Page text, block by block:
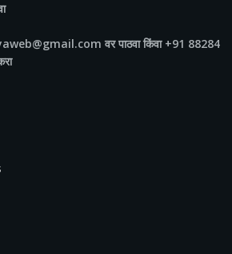
वर पाठवा किंवा +91 88284